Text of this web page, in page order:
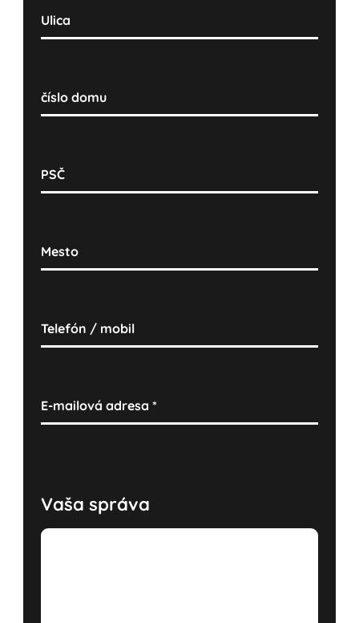
Ulica
číslo domu
PSČ
Mesto
Telefón / mobil
E-mailová adresa*
Vaša správa